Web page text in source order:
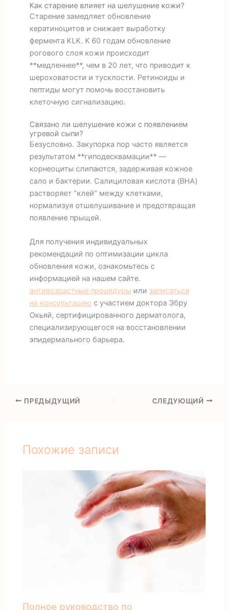
Как старение влияет на шелушение кожи?
Старение замедляет обновление
кератиноцитов и снижает выработку
фермента KLK. К 60 годам обновление
рогового слоя кожи происходит
**медленнее**, чем в 20 лет, что приводит к
шероховатости и тусклости. Ретиноиды и
пептиды могут помочь восстановить
клеточную сигнализацию.
Связано ли шелушение кожи с появлением
угревой сыпи?
Безусловно. Закупорка пор часто является
результатом **гиподесквамации** —
корнеоциты слипаются, задерживая кожное
сало и бактерии. Салициловая кислота (BHA)
растворяет “клей” между клетками,
нормализуя отшелушивание и предотвращая
появление прыщей.
Для получения индивидуальных
рекомендаций по оптимизации цикла
обновления кожи, ознакомьтесь с
информацией на нашем сайте.
антивозрастные процедуры или записаться
на консультацию с участием доктора Эбру
Окьяй, сертифицированного дерматолога,
специализирующегося на восстановлении
эпидермального барьера.
ПРЕДЫДУЩИЙ СЛЕДУЮЩИЙ
Похожие записи
Полное руководство по